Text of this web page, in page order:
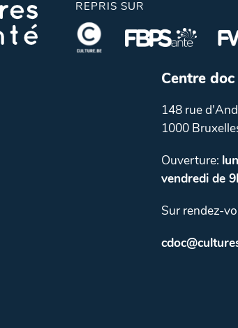
REPRIS SUR
Centre doc
148 rue
1000
Ouverture:
vendredi de
Sur rendez-